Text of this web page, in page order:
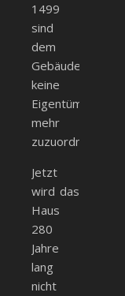
1499
sind
dem
Gebäude
keine
Eigentümer
mehr
zuzuordnen.
Jetzt
wird das
Haus
280
Jahre
lang
nicht